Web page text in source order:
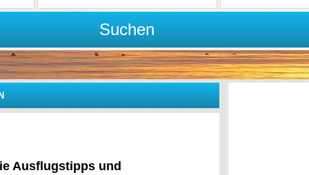
Suchen
Ausflugstipps und